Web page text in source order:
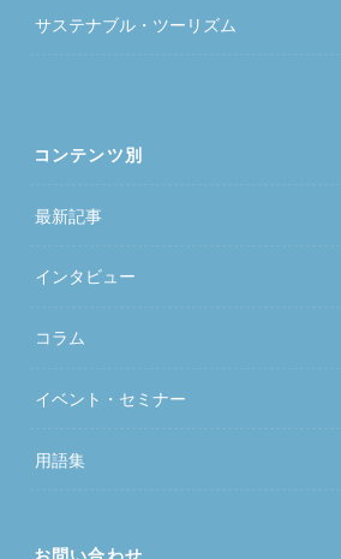
サステナブル・ツーリズム
コンテンツ別
最新記事
インタビュー
コラム
イベント・セミナー
用語集